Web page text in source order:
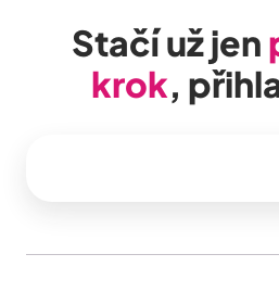
Stačí už jen
krok,